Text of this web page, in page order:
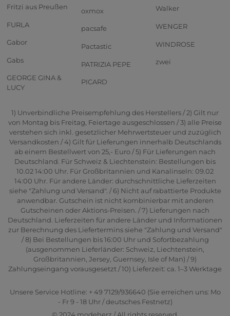
Fritzi aus Preußen
FURLA
Gabor
Gabs
GEORGE GINA &
LUCY
oxmox
pacsafe
Pactastic
PATRIZIA PEPE
PICARD
Walker
WENGER
WINDROSE
zwei
1) Unverbindliche Preisempfehlung des Herstellers / 2) Gilt nur
von Montag bis Freitag, Feiertage ausgeschlossen / 3) alle Preise
verstehen sich inkl. gesetzlicher Mehrwertsteuer und zuzüglich
Versandkosten / 4) Gilt für Lieferungen innerhalb Deutschlands
ab einem Bestellwert von 25,- Euro / 5) Für Lieferungen nach
Deutschland. Für Schweiz & Liechtenstein: Bestellungen bis
10.02 14:00 Uhr. Für Großbritannien und Kanalinseln: 09.02
14:00 Uhr. Für andere Länder: durchschnittliche Lieferzeiten
siehe "Zahlung und Versand". / 6) Nicht auf rabattierte Produkte
anwendbar. Gutschein ist nicht kombinierbar mit anderen
Gutscheinen oder Aktions-Preisen. / 7) Lieferungen nach
Deutschland. Lieferzeiten für andere Länder und Informationen
zur Berechnung des Liefertermins siehe "Zahlung und Versand"
/ 8) Bei Bestellungen bis 16:00 Uhr und Sofortbezahlung
(ausgenommen Lieferländer: Schweiz, Liechtenstein,
Großbritannien, Jersey, Guernsey, Isle of Man) / 9)
Zahlungseingang vorausgesetzt / 10) Lieferzeit: ca. 1–3 Werktage
Unsere Service Hotline: + 49 7129/936640 (Sie erreichen uns: Mo
- Fr 9 - 18 Uhr / deutsches Festnetz)